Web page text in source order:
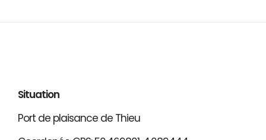
Situation
Port de plaisance de Thieu